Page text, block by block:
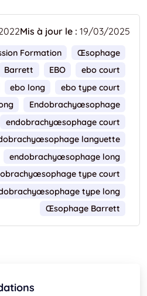
Mis à jour le : 19/03/2025
Formation
Œsophage
Barrett EBO
ebo court
ebo long
ebo type court
Endobrachyœsophage
endobrachyœsophage court
languette
endobrachyœsophage long
type court
type long
Œsophage Barrett